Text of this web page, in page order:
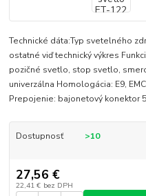
Technické dáta:Typ svetelného
ostatné viď technický výkres
pozičné svetlo, stop svetlo,
univerzálna Homologácia: E9,
Prepojenie: bajonetový konektor
Dostupnosť >10
27,56 €
22,41 € bez DPH